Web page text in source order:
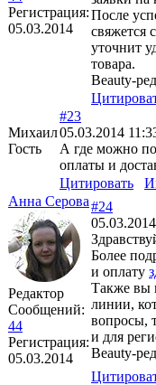
Регистрация:
05.03.2014
После
свяжется
уточнит
товара.
Beauty-
Михаил
Гость
#23
05.03.2014
А где можно
оплаты и
Цитировать
Анна Серова
Редактор
Сообщений:
44
Регистрация:
05.03.2014
#24
Более
и оплату
Также вы
линии,
вопросы,
и для
Beauty-